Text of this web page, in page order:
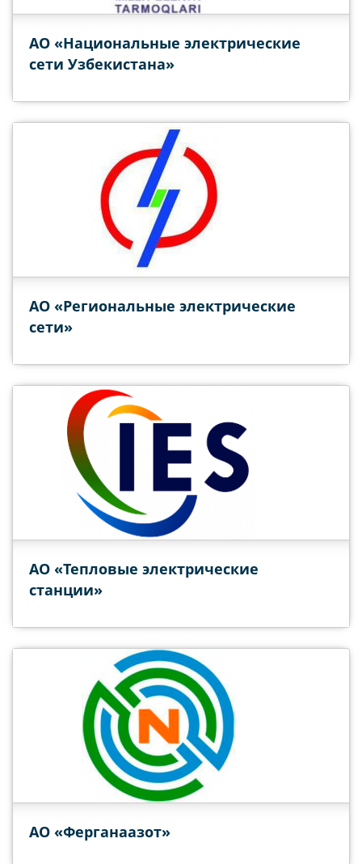
АО «Национальные электрические
сети Узбекистана»
АО «Региональные электрические
сети»
АО «Тепловые электрические
станции»
АО «Ферганаазот»